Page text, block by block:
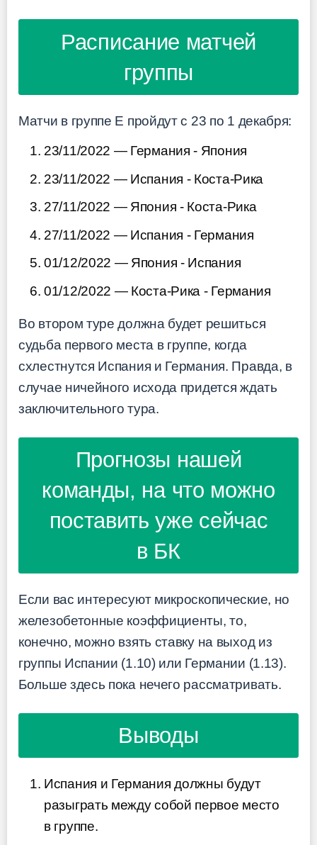
Расписание матчей
группы
Матчи в группе E пройдут с 23 по 1 декабря:
23/11/2022 — Германия - Япония
23/11/2022 — Испания - Коста-Рика
27/11/2022 — Япония - Коста-Рика
27/11/2022 — Испания - Германия
01/12/2022 — Япония - Испания
01/12/2022 — Коста-Рика - Германия
Во втором туре должна будет решиться
судьба первого места в группе, когда
схлестнутся Испания и Германия. Правда, в
случае ничейного исхода придется ждать
заключительного тура.
Прогнозы нашей
команды, на что можно
поставить уже сейчас
в БК
Если вас интересуют микроскопические, но
железобетонные коэффициенты, то,
конечно, можно взять ставку на выход из
группы Испании (1.10) или Германии (1.13).
Больше здесь пока нечего рассматривать.
Выводы
Испания и Германия должны будут
разыграть между собой первое место
в группе.